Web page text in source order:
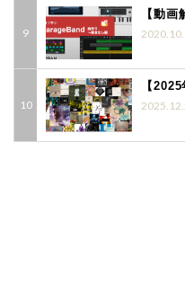
【動
【